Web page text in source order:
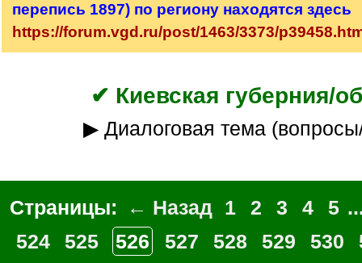
перепись 1897) по региону находятся здесь
https://forum.vgd.ru/post/1463/3373/
✔ Киевская губерния/
▶ Диалоговая тема
Страницы: ← Назад 1 2 3 4 5
524
525 526 527 528 529 530